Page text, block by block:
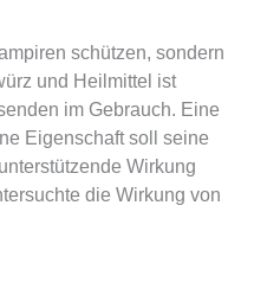
schützen, sondern
und Heilmittel ist
im Gebrauch. Eine
Eigenschaft soll seine
Wirkung
die Wirkung von